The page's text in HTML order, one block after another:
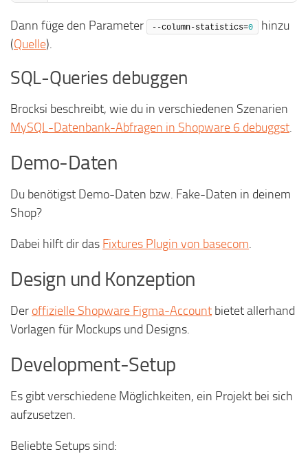
Dann füge den Parameter --column-statistics=0
hinzu
(Quelle).
SQL-Queries debuggen
Brocksi beschreibt, wie du in verschiedenen Szenarien
MySQL-Datenbank-Abfragen in Shopware 6 debuggst.
Demo-Daten
Du benötigst Demo-Daten bzw. Fake-Daten in deinem
Shop?
Dabei hilft dir das Fixtures Plugin von basecom.
Design und Konzeption
Der offizielle Shopware Figma-Account bietet allerhand
Vorlagen für Mockups und Designs.
Development-Setup
Es gibt verschiedene Möglichkeiten, ein Projekt bei sich
aufzusetzen.
Beliebte Setups sind: